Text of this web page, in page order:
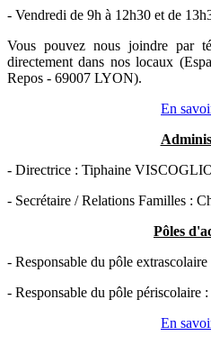
- Vendredi de 9h à 12h30 et de
Vous pouvez nous joindre par
directement dans nos locaux
Repos - 69007 LYON).
En
- Directrice : Tiphaine
- Secrétaire / Relations Familles :
Pôles
- Responsable du pôle
- Responsable du pôle
En